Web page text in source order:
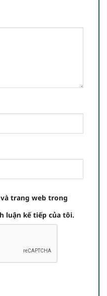
trang web trong
luận kế tiếp của tôi.